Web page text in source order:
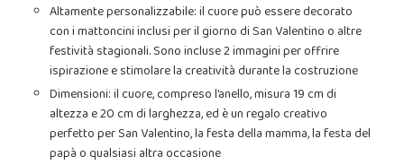
Altamente personalizzabile: il cuore può essere decorato
con i mattoncini inclusi per il giorno di San Valentino o altre
festività stagionali. Sono incluse 2 immagini per offrire
ispirazione e stimolare la creatività durante la costruzione
Dimensioni: il cuore, compreso l’anello, misura 19 cm di
altezza e 20 cm di larghezza, ed è un regalo creativo
perfetto per San Valentino, la festa della mamma, la festa del
papà o qualsiasi altra occasione